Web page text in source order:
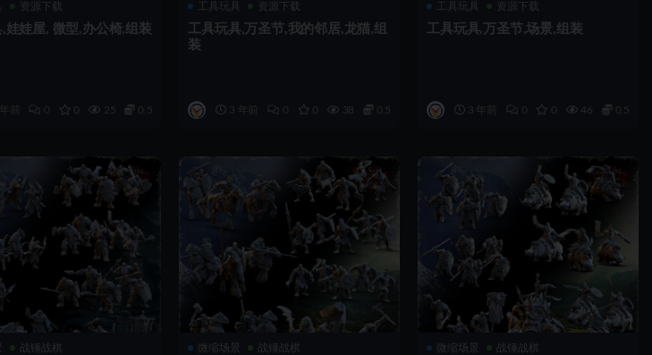
资源下载
娃娃屋, 微型,办公椅,组装
前 0 0 25 0.5
工具玩具 资源下载
工具玩具,万圣节,我的邻居,龙猫,组
装
3 年前 0 0 38 0.5
工具玩具 资源下载
工具玩具,万圣节,场景,组装
3 年前 0 0 46 0.5
战锤战棋 微缩场景 战锤战棋 微缩场景 战锤战棋